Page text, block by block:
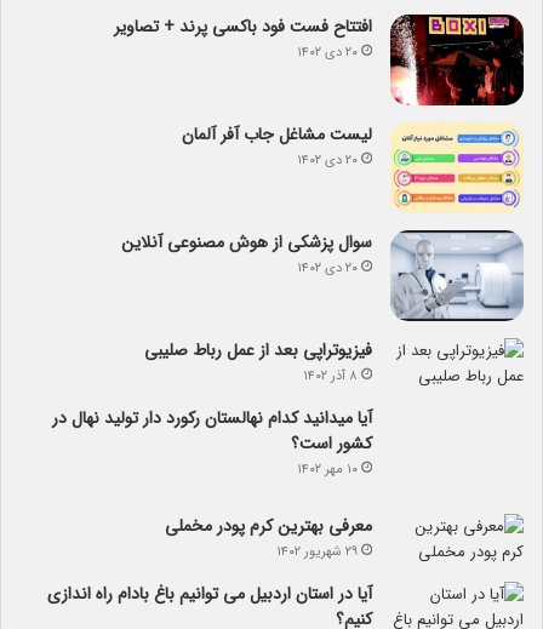
افتتاح فست فود باکسی پرند + تصاویر
۲۰ دی ۱۴۰۲
لیست مشاغل جاب آفر آلمان
۲۰ دی ۱۴۰۲
سوال پزشکی از هوش مصنوعی آنلاین
۲۰ دی ۱۴۰۲
فیزیوتراپی بعد از عمل رباط صلیبی
۸ آذر ۱۴۰۲
آیا می­دانید کدام نهالستان رکورد دار تولید نهال­ در
کشور است؟
۱۰ مهر ۱۴۰۲
۲۹ شهریور ۱۴۰۲
کنیم؟